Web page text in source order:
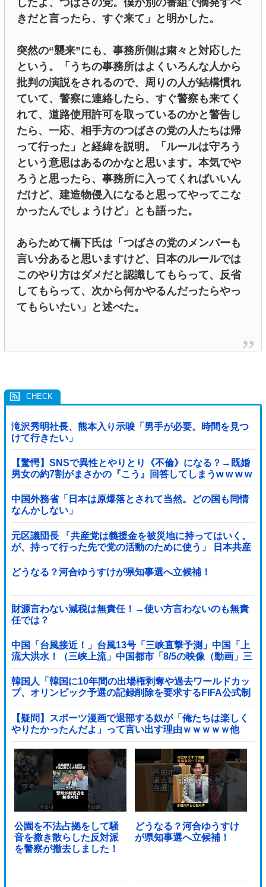
したよ、つばさの党。僕が別の番組で摘発すべ
きだと言ったら、すぐ来て」と明かした。
突然の“襲来”にも、事務所側は粛々と対応した
という。「うちの事務所はよくいろんな人から
批判の演説をされるので、周りの人が結構慣れ
ていて、警察に連絡したら、すぐ警察も来てく
れて、道路使用許可を取っているのかと警告し
たら、一応、相手方のつばさの党の人たちは帰
って行った」と経緯を説明。「ルールは守ろう
という意思はあるのかなと思います。本気でや
ろうと思ったら、事務所に入ってくればいいん
だけど、建造物侵入になると思ってやってこな
かったんでしょうけど」とも語った。
あらためて橋下氏は「つばさの党のメンバーも
言い分あると思いますけど、日本のルールでは
このやり方はダメだと認識してもらって、反省
してもらって、次から何かやるんだったらやっ
てもらいたい」と述べた。
滝沢秀明社長、熊本入り示唆「男手が必要。時間を見つ
けて行きたい」
【驚愕】SNSで異性とやりとり《不倫》になる？→既婚
男女の約7割がまさかの『こう』回答してしまうw w w w
w w w w
中国外務省「日本は原爆落とされて当然。どの国も同情
なんかしない」
元区議団長 「共産党は義援金を被災地に持ってはいく。
が、持って行った先で党の活動のために使う」 日本共産
党「事実ではありません」
どうなる？河合ゆうすけが県知事選へ立候補！
財源言わない減税は無責任！→使い方言わないのも無責
任では？
中国「台風接近！」台風13号「三峡直撃予測」中国「上
流大洪水！（三峡上流」中国都市「8/5の映像（動画」三
峡ダム「緊急放流（決壊危機」中国「下流大水害（震え
声」→
韓国人「韓国に10年間の出場権剥奪や過去ワールドカッ
プ、オリンピック予選の記録削除を要求するFIFA公式制
裁を海外メディアが報道！」
【疑問】スポーツ漫画で退部する奴が「俺たちは楽しく
やりたかったんだよ」って言い出す理由ｗｗｗｗｗ他
公園を不法占拠をして騒
音を撒き散らした反対派
を警察が撤去しました！
どうなる？河合ゆうすけ
が県知事選へ立候補！